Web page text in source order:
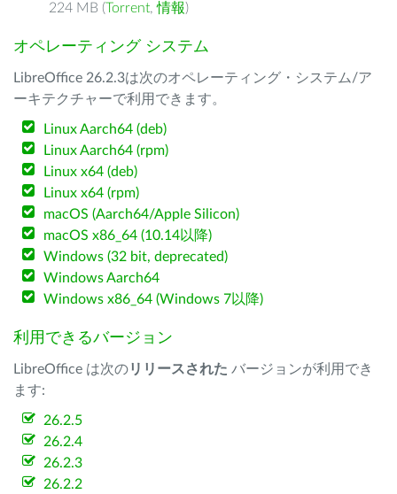
224 MB (Torrent,情報)
オペレーティング システム
LibreOffice 26.2.3は次のオペレーティング・システム/ア
ーキテクチャーで利用できます。
Linux Aarch64 (deb)
Linux Aarch64 (rpm)
Linux x64 (deb)
Linux x64 (rpm)
macOS (Aarch64/Apple Silicon)
macOS x86_64 (10.14以降)
Windows (32 bit, deprecated)
Windows Aarch64
Windows x86_64 (Windows 7以降)
利用できるバージョン
LibreOffice は次のリリースされた バージョンが利用でき
ます:
26.2.5
26.2.4
26.2.3
26.2.2